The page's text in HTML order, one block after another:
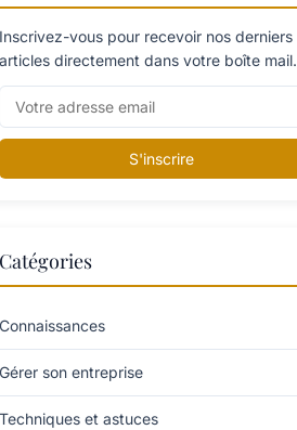
Inscrivez-vous pour recevoir nos derniers
articles directement dans votre boîte mail.
S'inscrire
Catégories
Connaissances
Gérer son entreprise
Techniques et astuces